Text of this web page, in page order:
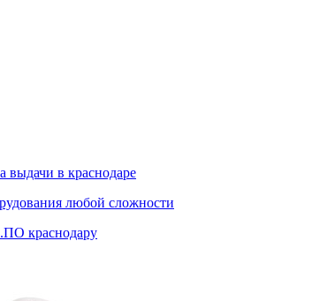
выдачи в краснодаре
любой сложности
краснодару